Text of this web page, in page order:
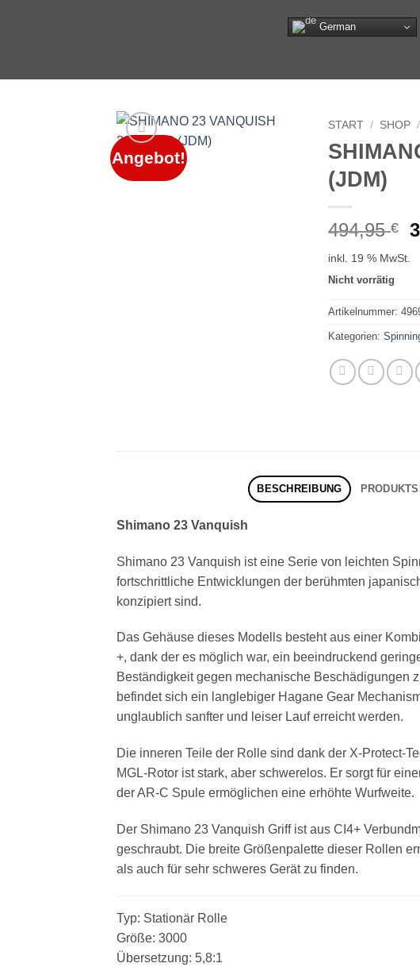
German
Angebot!
START / SHOP /
(JDM)
494,95€
inkl. 19 % MwSt.
Nicht vorrätig
Artikelnummer:
Kategorien:
BESCHREIBUNG
Shimano 23 Vanquish
Shimano 23 Vanquish ist eine Serie von leichten
fortschrittliche Entwicklungen der berühmten
konzipiert sind.
Das Gehäuse dieses Modells besteht aus einer
+, dank der es möglich war, ein beeindruckend
Beständigkeit gegen mechanische Beschädigungen
befindet sich ein langlebiger Hagane Gear
unglaublich sanfter und leiser Lauf erreicht werden.
Die inneren Teile der Rolle sind dank der X-Protect-
MGL-Rotor ist stark, aber schwerelos. Er sorgt für
der AR-C Spule ermöglichen eine erhöhte Wurfweite.
Der Shimano 23 Vanquish Griff ist aus CI4+
geschraubt. Die breite Größenpalette dieser Rollen
als auch für sehr schweres Gerät zu finden.
Typ: Stationär Rolle
Größe: 3000
Übersetzung: 5,8:1